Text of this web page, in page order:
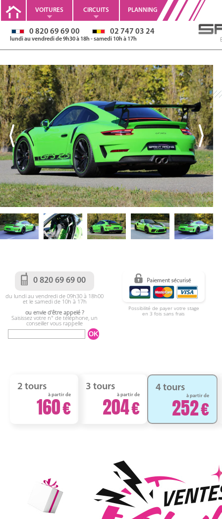
VOITURES CIRCUITS PLANNING
0 820 69 69 00 02 747 03 24
lundi au vendredi de 9h30 à 18h - samedi 10h à 17h
0 820 69 69 00
du lundi au vendredi de 09h30 à 18h00
et le samedi de 10h à 17h
ou envie d'être appelé ?
Saisissez votre n° de téléphone, un
conseiller vous rappelle
Possibilité de payer votre stage
en 3 fois sans frais
2 tours
à partir de
160
3 tours
à partir de
204
4 tours
à partir de
252